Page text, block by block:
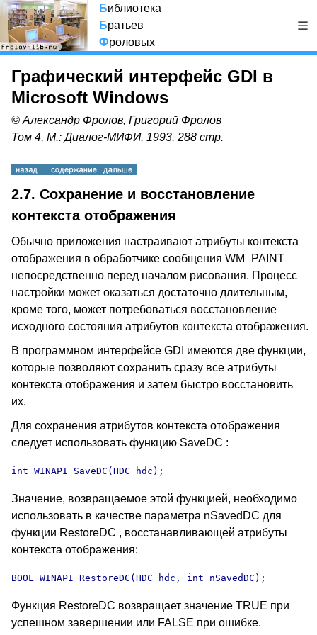
Библиотека
Братьев
Фроловых
Графический интерфейс GDI в
Microsoft Windows
© Александр Фролов, Григорий Фролов
Том 4, М.: Диалог-МИФИ, 1993, 288 стр.
2.7. Сохранение и восстановление
контекста отображения
Обычно приложения настраивают атрибуты контекста
отображения в обработчике сообщения WM_PAINT
непосредственно перед началом рисования. Процесс
настройки может оказаться достаточно длительным,
кроме того, может потребоваться восстановление
исходного состояния атрибутов контекста отображения.
В программном интерфейсе GDI имеются две функции,
которые позволяют сохранить сразу все атрибуты
контекста отображения и затем быстро восстановить
их.
Для сохранения атрибутов контекста отображения
следует использовать функцию SaveDC :
int WINAPI SaveDC(HDC hdc);
Значение, возвращаемое этой функцией, необходимо
использовать в качестве параметра nSavedDC для
функции RestoreDC , восстанавливающей атрибуты
контекста отображения:
BOOL WINAPI RestoreDC(HDC hdc, int nSavedDC);
Функция RestoreDC возвращает значение TRUE при
успешном завершении или FALSE при ошибке.